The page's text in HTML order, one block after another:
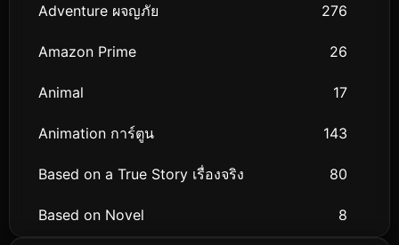
Adventure ผจญภัย 276
Amazon Prime 26
Animal 17
Animation การ์ตูน 143
Based on a True Story เรื่องจริง 80
Based on Novel 8